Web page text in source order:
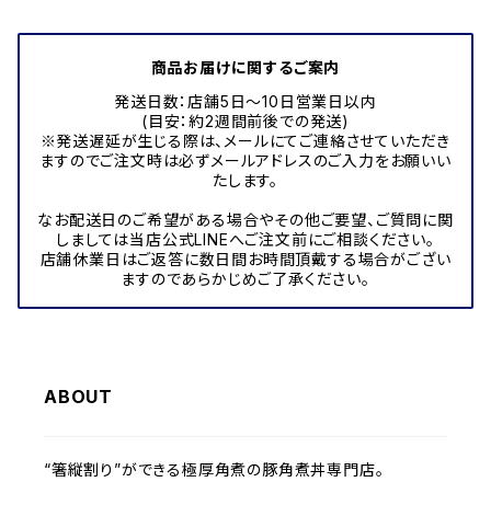
商品お届けに関するご案内
発送日数：店舗5日～10日営業日以内
(目安：約2週間前後での発送)
※発送遅延が生じる際は、メールにてご連絡させていただき
ますのでご注文時は必ずメールアドレスのご入力をお願いい
たします。
なお配送日のご希望がある場合やその他ご要望、ご質問に関
しましては当店公式LINEへご注文前にご相談ください。
店舗休業日はご返答に数日間お時間頂戴する場合がござい
ますのであらかじめご了承ください。
ABOUT
“箸縦割り”ができる極厚角煮の豚角煮丼専門店。